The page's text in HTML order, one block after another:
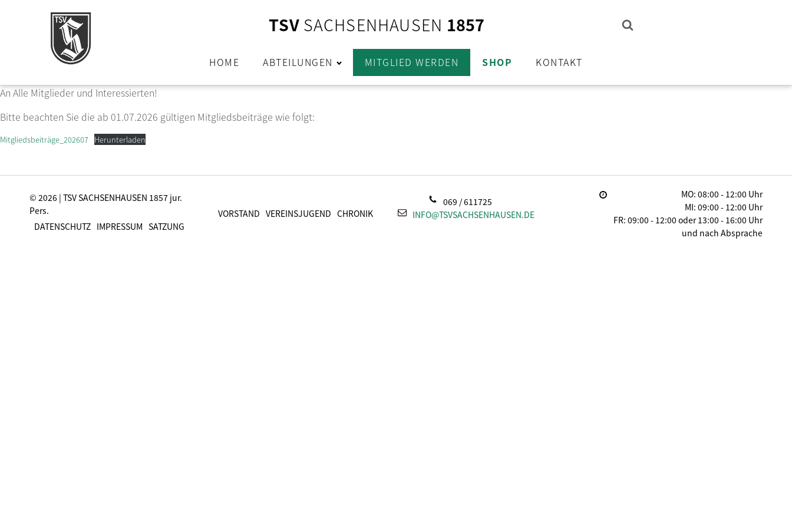
TSV SACHSENHAUSEN 1857
HOME ABTEILUNGEN MITGLIED WERDEN SHOP KONTAKT
An Alle Mitglieder und Interessierten!
Bitte beachten Sie die ab 01.07.2026 gültigen Mitgliedsbeiträge wie folgt:
Mitgliedsbeiträge_202607 Herunterladen
© 2026 | TSV SACHSENHAUSEN 1857 jur.
Pers.
DATENSCHUTZ IMPRESSUM SATZUNG
VORSTAND VEREINSJUGEND CHRONIK
069 / 611725
INFO@TSVSACHSENHAUSEN.DE
MO: 08:00 - 12:00 Uhr
MI: 09:00 - 12:00 Uhr
FR: 09:00 - 12:00 oder 13:00 - 16:00 Uhr
und nach Absprache